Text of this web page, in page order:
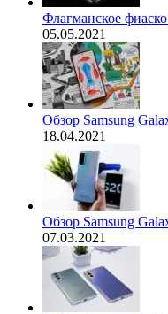
Флагманское
05.05.2021
Обзор Samsung
18.04.2021
Обзор Samsung
07.03.2021